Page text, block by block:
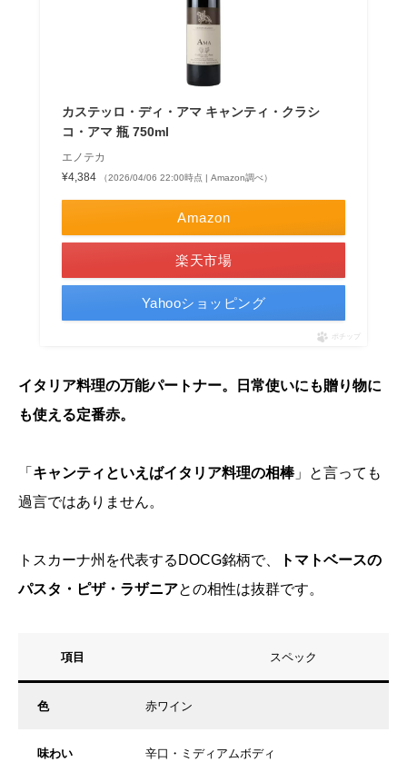
カステッロ・ディ・アマ キャンティ・クラシ
コ・アマ 瓶 750ml
エノテカ
¥4,384
（2026/04/06 22:00時点 | Amazon調べ）
Amazon
楽天市場
Yahooショッピング
ポチップ
イタリア料理の万能パートナー。日常使いにも贈り物に
も使える定番赤。
「 キャンティといえばイタリア料理の相棒」と言っても
過言ではありません。
トスカーナ州を代表するDOCG銘柄で、
トマトベースの
パスタ・ピザ・ラザニアとの相性は抜群です。
項目 スペック
色 赤ワイン
味わい 辛口・ミディアムボディ